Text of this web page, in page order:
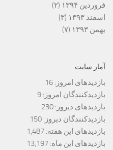
فروردین ۱۳۹۴
(۲)
اسفند ۱۳۹۳
(۳)
بهمن ۱۳۹۳
(۷)
آمار سایت
بازدیدهای امروز: 16
بازدیدکنندگان امروز: 9
بازدیدهای دیروز: 230
بازدیدکنندگان دیروز: 150
بازدیدهای این هفته: 1,487
بازدیدهای این ماه: 13,197